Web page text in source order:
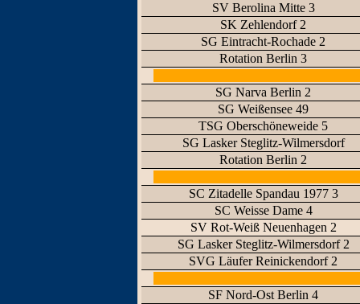
SV Berolina Mitte 3
SK Zehlendorf 2
SG Eintracht-Rochade 2
Rotation Berlin 3
SG Narva Berlin 2
SG Weißensee 49
TSG Oberschöneweide 5
SG Lasker Steglitz-Wilmersdorf
Rotation Berlin 2
SC Zitadelle Spandau 1977 3
SC Weisse Dame 4
SV Rot-Weiß Neuenhagen 2
SG Lasker Steglitz-Wilmersdorf 2
SVG Läufer Reinickendorf 2
SF Nord-Ost Berlin 4